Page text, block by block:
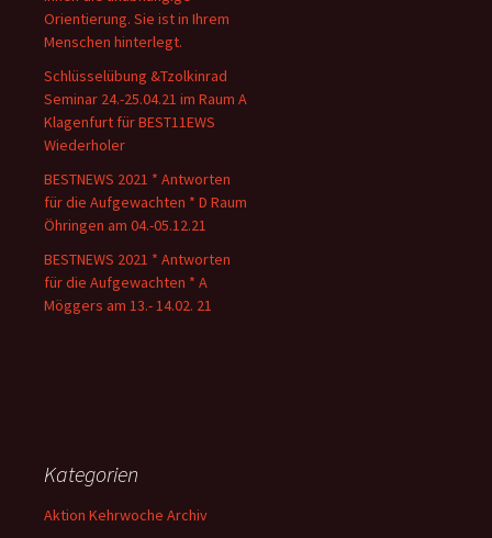
Orientierung. Sie ist in Ihrem
Menschen hinterlegt.
Schlüsselübung &Tzolkinrad
Seminar 24.-25.04.21 im Raum A
Klagenfurt für BEST11EWS
Wiederholer
BESTNEWS 2021 * Antworten
für die Aufgewachten * D Raum
Öhringen am 04.-05.12.21
BESTNEWS 2021 * Antworten
für die Aufgewachten * A
Möggers am 13.- 14.02. 21
Kategorien
Aktion Kehrwoche Archiv